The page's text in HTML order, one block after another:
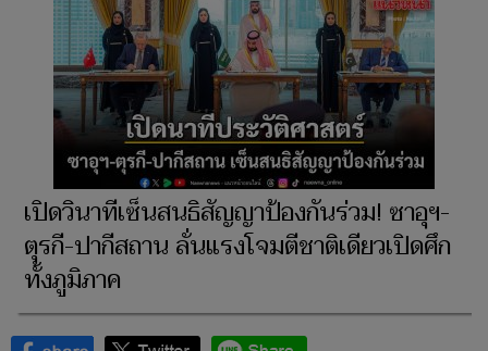
เปิดวินาทีเซ็นสนธิสัญญาป้องกันร่วม! ซาอุฯ-
ตุรกี-ปากีสถาน ลั่นแรงโจมตีชาติเดียวเปิดศึก
ทั้งภูมิภาค